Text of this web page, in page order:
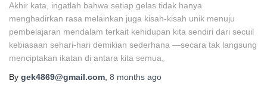
Akhir kata, ingatlah bahwa setiap gelas tidak hanya
menghadirkan rasa melainkan juga kisah-kisah unik menuju
pembelajaran mendalam terkait kehidupan kita sendiri dari secuil
kebiasaan sehari-hari demikian sederhana —secara tak langsung
menciptakan ikatan di antara kita semua。
By gek4869@gmail.com 8 months ago